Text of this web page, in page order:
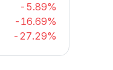
-5.89%
-16.69%
-27.29%